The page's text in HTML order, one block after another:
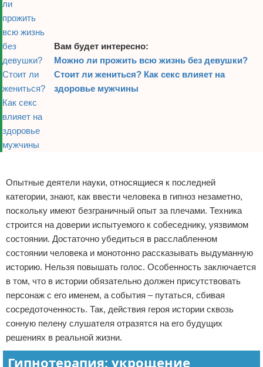
Вам будет интересно:
Можно ли прожить всю жизнь без девушки?
Стоит ли жениться? Как секс влияет на
здоровье мужчины
Опытные деятели науки, относящиеся к последней
категории, знают, как ввести человека в гипноз незаметно,
поскольку имеют безграничный опыт за плечами. Техника
строится на доверии испытуемого к собеседнику, уязвимом
состоянии. Достаточно убедиться в расслабленном
состоянии человека и монотонно рассказывать выдуманную
историю. Нельзя повышать голос. Особенность заключается
в том, что в истории обязательно должен присутствовать
персонаж с его именем, а события – путаться, сбивая
сосредоточенность. Так, действия героя истории сквозь
сонную пелену слушателя отразятся на его будущих
решениях в реальной жизни.
Гипнотерапия: укрощение